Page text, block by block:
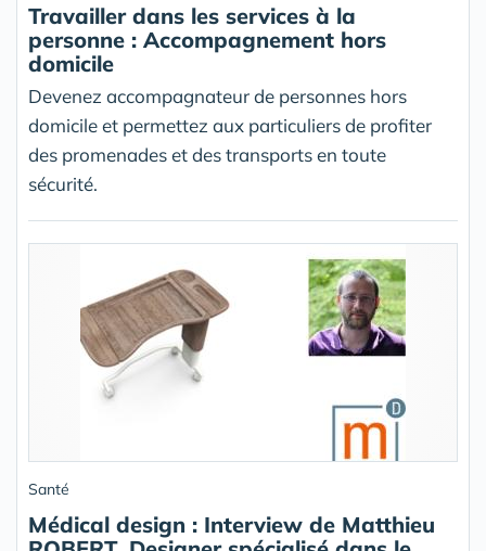
Travailler dans les services à la
personne : Accompagnement hors
domicile
Devenez accompagnateur de personnes hors
domicile et permettez aux particuliers de profiter
des promenades et des transports en toute
sécurité.
Santé
Médical design : Interview de Matthieu